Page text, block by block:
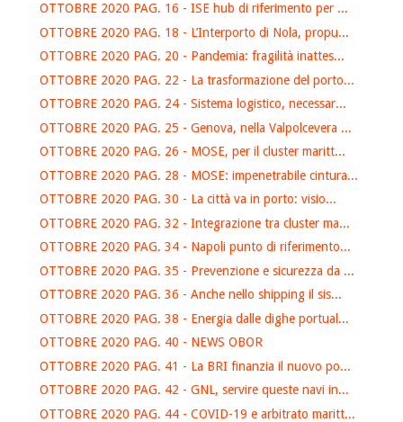
OTTOBRE 2020 PAG. 16 - ISE hub di riferimento per ...
OTTOBRE 2020 PAG. 18 - L’Interporto di Nola, propu...
OTTOBRE 2020 PAG. 20 - Pandemia: fragilità inattes...
OTTOBRE 2020 PAG. 22 - La trasformazione del porto...
OTTOBRE 2020 PAG. 24 - Sistema logistico, necessar...
OTTOBRE 2020 PAG. 25 - Genova, nella Valpolcevera ...
OTTOBRE 2020 PAG. 26 - MOSE, per il cluster maritt...
OTTOBRE 2020 PAG. 28 - MOSE: impenetrabile cintura...
OTTOBRE 2020 PAG. 30 - La città va in porto: visio...
OTTOBRE 2020 PAG. 32 - Integrazione tra cluster ma...
OTTOBRE 2020 PAG. 34 - Napoli punto di riferimento...
OTTOBRE 2020 PAG. 35 - Prevenzione e sicurezza da ...
OTTOBRE 2020 PAG. 36 - Anche nello shipping il sis...
OTTOBRE 2020 PAG. 38 - Energia dalle dighe portual...
OTTOBRE 2020 PAG. 40 - NEWS OBOR
OTTOBRE 2020 PAG. 41 - La BRI finanzia il nuovo po...
OTTOBRE 2020 PAG. 42 - GNL, servire queste navi in...
OTTOBRE 2020 PAG. 44 - COVID-19 e arbitrato maritt...